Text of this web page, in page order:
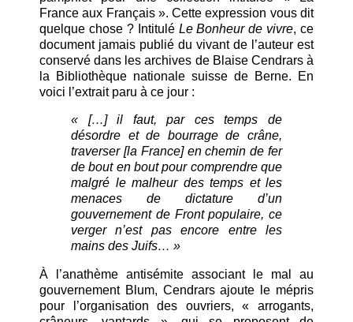
France aux Français ». Cette expression vous dit
quelque chose ? Intitulé Le Bonheur de vivre, ce
document jamais publié du vivant de l’auteur est
conservé dans les archives de Blaise Cendrars à
la Bibliothèque nationale suisse de Berne. En
voici l’extrait paru à ce jour :
« […] il faut, par ces temps de
désordre et de bourrage de crâne,
traverser [la France] en chemin de fer
de bout en bout pour comprendre que
malgré le malheur des temps et les
menaces de dictature d’un
gouvernement de Front populaire, ce
verger n’est pas encore entre les
mains des Juifs… »
À l’anathème antisémite associant le mal au
gouvernement Blum, Cendrars ajoute le mépris
pour l’organisation des ouvriers, « arrogants,